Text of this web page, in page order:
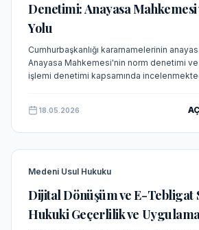
Denetimi: Anayasa Mahkemesi
Yolu
Cumhurbaşkanlığı kararnamelerinin
Anayasa Mahkemesi'nin norm denetimi ve
işlemi denetimi kapsamında
18.05.2026
Medeni Usul Hukuku
Dijital Dönüşüm ve E-Tebligat
Hukuki Geçerlilik ve